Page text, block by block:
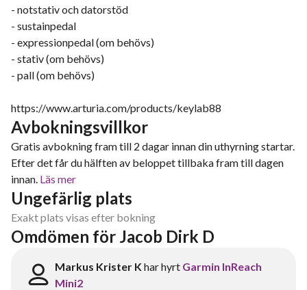
- notstativ och datorstöd
- sustainpedal
- expressionpedal (om behövs)
- stativ (om behövs)
- pall (om behövs)
https://www.arturia.com/products/keylab88
Avbokningsvillkor
Gratis avbokning fram till 2 dagar innan din uthyrning startar.
Efter det får du hälften av beloppet tillbaka fram till dagen
innan. Läs mer
Ungefärlig plats
Exakt plats visas efter bokning
Omdömen för Jacob Dirk D
Markus Krister K har hyrt Garmin InReach
Mini2